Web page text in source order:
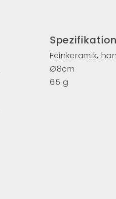
Feinkeramik,
Ø8cm
65 g